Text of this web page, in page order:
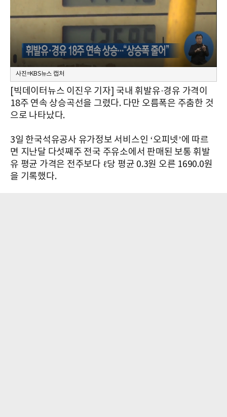
사진=KBS뉴스 캡처
[빅데이터뉴스 이진우 기자] 국내 휘발유·경유 가격이
18주 연속 상승곡선을 그렸다. 다만 오름폭은 주춤한 것
으로 나타났다.
3일 한국석유공사 유가정보 서비스인 ‘오피넷’에 따르
면 지난달 다섯째주 전국 주유소에서 판매된 보통 휘발
유 평균 가격은 전주보다 ℓ당 평균 0.3원 오른 1690.0원
을 기록했다.